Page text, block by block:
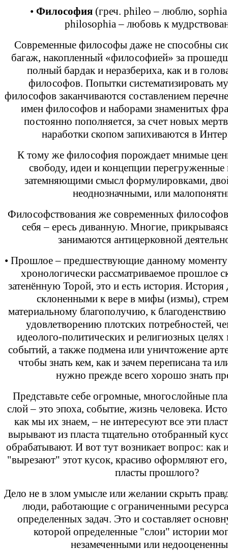
• Философия (греч. phileo – люблю,
philosophia – любовь к
Современные философы даже не способны
багаж, накопленный «философией» за
полный бардак и неразбериха, как и в
философов. Попытки систематизировать
философов заканчиваются составлением
имен философов и наборами знаменитых
постоянно пополняется, за счет новых
наработки скопом запихиваются в
К тому же философия порождает мнимые
свободу, идеи и концепции
затемняющими смысл формулировками,
неоднозначными, или
Философствования же современных философов
себя – ересь диванную. Многие,
занимаются антицерковной
• Прошлое – предшествующие данному
хронологически рассматриваемое прошлое
затенённую Торой, это и есть история. История
склоненными к вере в мифы (измы),
материальному благополучию, к
удовлетворению плотских потребностей,
идеолого-политических и религиозных
событий, а также подмена или уничтожение
чтобы знать кем, как и зачем переписана та
нужно прежде всего хорошо знать
Представьте себе огромные, многослойные
слой – это эпоха, событие, жизнь человека.
как мы их знаем, – не интересуют все эти
вырывают из пласта тщательно отобранный
обрабатывают. И вот тут возникает вопрос: как
"вырезают" этот кусок, красиво оформляют
пласты прошлого?
Дело не в злом умысле или желании скрыть
люди, работающие с ограниченными
определенных задач. Это и составляет
которой определенные "слои" истории
незамеченными или